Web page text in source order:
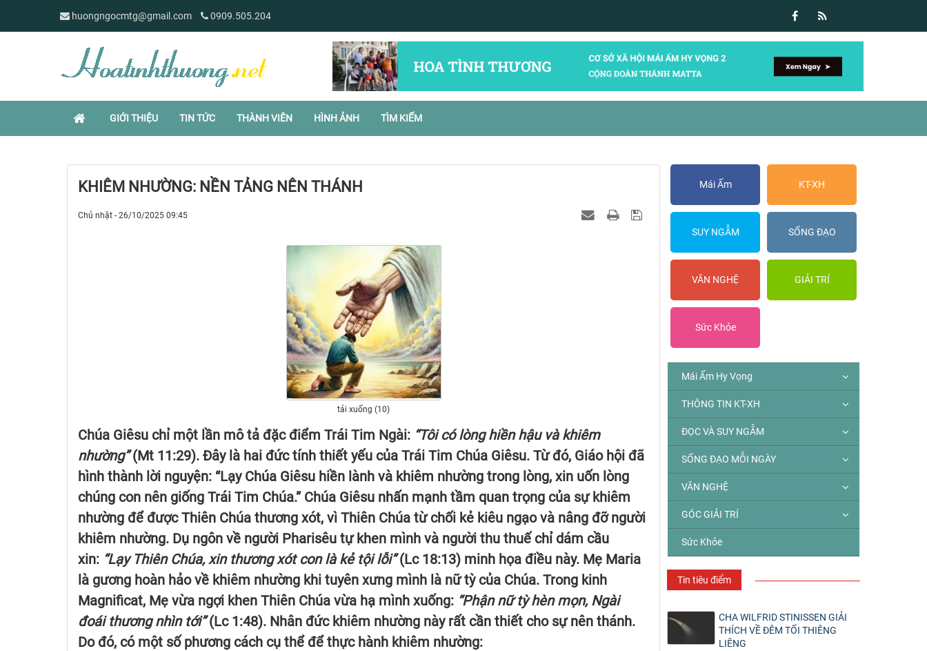
huongngocmtg@gmail.com 0909.505.204
GIỚI THIỆU TIN TỨC THÀNH VIÊN HÌNH ẢNH TÌM KIẾM
KHIÊM NHƯỜNG: NỀN TẢNG NÊN THÁNH
Chủ nhật - 26/10/2025 09:45
tải xuống (10)
Chúa Giêsu chỉ một lần mô tả đặc điểm Trái Tim Ngài: “Tôi có lòng hiền hậu và khiêm
nhường”(Mt 11:29). Đây là hai đức tính thiết yếu của Trái Tim Chúa Giêsu. Từ đó, Giáo hội đã
hình thành lời nguyện: “Lạy Chúa Giêsu hiền lành và khiêm nhường trong lòng, xin uốn lòng
chúng con nên giống Trái Tim Chúa.” Chúa Giêsu nhấn mạnh tầm quan trọng của sự khiêm
nhường để được Thiên Chúa thương xót, vì Thiên Chúa từ chối kẻ kiêu ngạo và nâng đỡ người
khiêm nhường. Dụ ngôn về người Pharisêu tự khen mình và người thu thuế chỉ dám cầu
xin: “Lạy Thiên Chúa, xin thương xót con là kẻ tội lỗi”(Lc 18:13) minh họa điều này. Mẹ Maria
là gương hoàn hảo về khiêm nhường khi tuyên xưng mình là nữ tỳ của Chúa. Trong kinh
Magnificat, Mẹ vừa ngợi khen Thiên Chúa vừa hạ mình xuống: “Phận nữ tỳ hèn mọn, Ngài
đoái thương nhìn tới”(Lc 1:48). Nhân đức khiêm nhường này rất cần thiết cho sự nên thánh.
Do đó, có một số phương cách cụ thể để thực hành khiêm nhường:
Mái Ấm KT-XH
SUY NGẪM SỐNG ĐẠO
VĂN NGHỆ GIẢI TRÍ
Sức Khỏe
Mái Ấm Hy Vọng
THÔNG TIN KT-XH
ĐỌC VÀ SUY NGẪM
SỐNG ĐẠO MỖI NGÀY
VĂN NGHỆ
GÓC GIẢI TRÍ
Sức Khỏe
Tin tiêu điểm
CHA WILFRID STINISSEN GIẢI
THÍCH VỀ ĐÊM TỐI THIÊNG
LIÊNG